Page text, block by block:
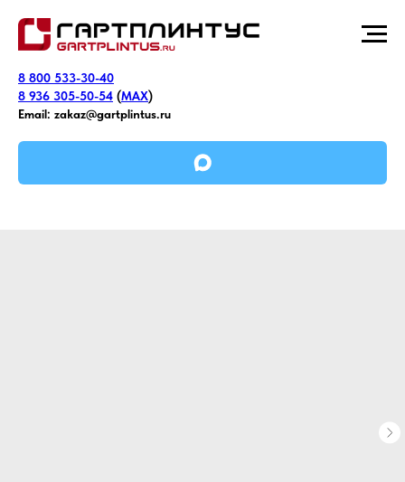
8 800 533-30-40
8 936 305-50-54 (MAX)
Email: zakaz@gartplintus.ru